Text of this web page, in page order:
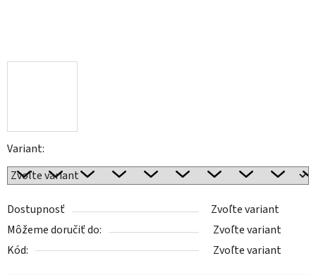
Variant:
Dostupnosť
Zvoľte variant
Môžeme doručiť do:
Zvoľte variant
Kód:
Zvoľte variant